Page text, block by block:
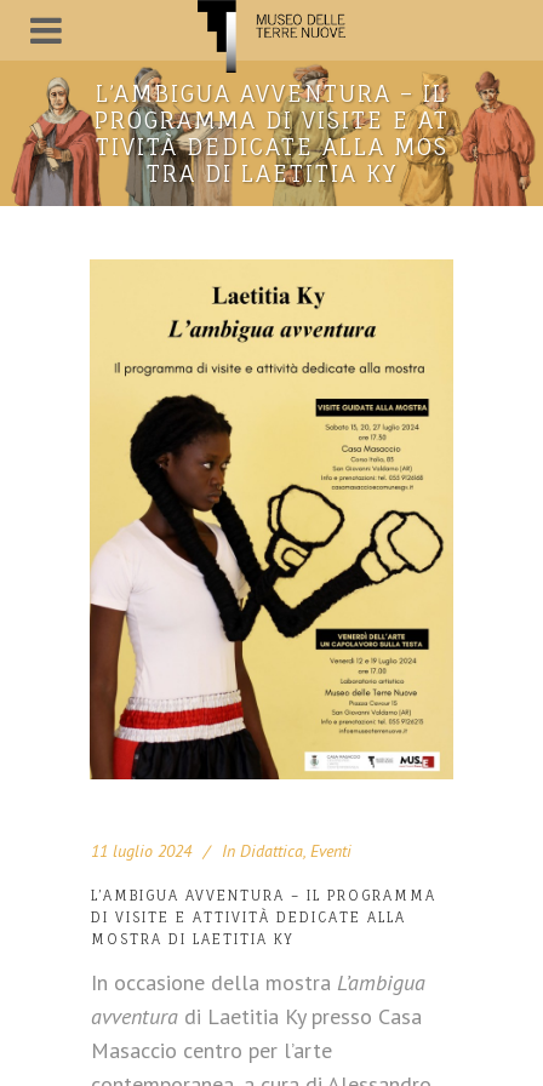
L’AMBIGUA AVVENTURA – IL
PROGRAMMA DI VISITE E AT
TIVITÀ DEDICATE ALLA MOS
TRA DI LAETITIA KY
11 luglio 2024 In Didattica, Eventi
L’AMBIGUA AVVENTURA – IL PROGRAMMA
DI VISITE E ATTIVITÀ DEDICATE ALLA
MOSTRA DI LAETITIA KY
In occasione della mostra L’ambigua
avventura di Laetitia Ky presso Casa
Masaccio centro per l’arte